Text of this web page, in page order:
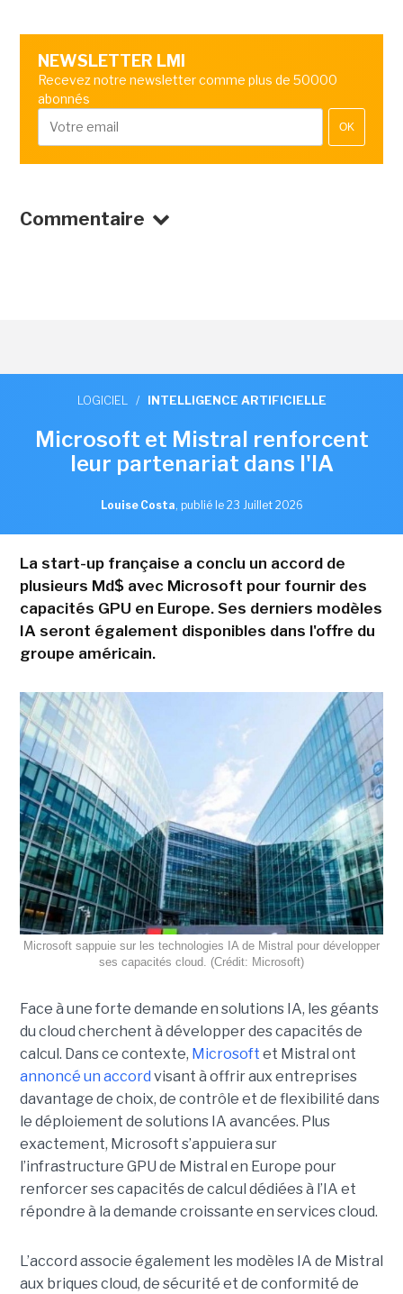
NEWSLETTER LMI
Recevez notre newsletter comme plus de 50000
abonnés
OK
Commentaire
LOGICIEL / INTELLIGENCE ARTIFICIELLE
Microsoft et Mistral renforcent
leur partenariat dans l'IA
Louise Costa, publié le 23 Juillet 2026
La start-up française a conclu un accord de
plusieurs Md$ avec Microsoft pour fournir des
capacités GPU en Europe. Ses derniers modèles
IA seront également disponibles dans l'offre du
groupe américain.
Microsoft sappuie sur les technologies IA de Mistral pour développer
ses capacités cloud. (Crédit: Microsoft)
Face à une forte demande en solutions IA, les géants
du cloud cherchent à développer des capacités de
calcul. Dans ce contexte, Microsoft et Mistral ont
annoncé un accord visant à offrir aux entreprises
davantage de choix, de contrôle et de flexibilité dans
le déploiement de solutions IA avancées. Plus
exactement, Microsoft s’appuiera sur
l’infrastructure GPU de Mistral en Europe pour
renforcer ses capacités de calcul dédiées à l’IA et
répondre à la demande croissante en services cloud.
L’accord associe également les modèles IA de Mistral
aux briques cloud, de sécurité et de conformité de